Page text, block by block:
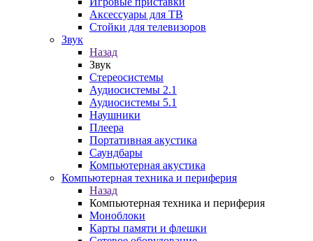
Аксессуары для ТВ
Стойки для телевизоров
Звук
Назад
Звук
Стереосистемы
Аудиосистемы 2.1
Аудиосистемы 5.1
Наушники
Плеера
Портативная акустика
Саундбары
Компьютерная акустика
Компьютерная техника и периферия
Назад
Компьютерная техника и периферия
Моноблоки
Карты памяти и флешки